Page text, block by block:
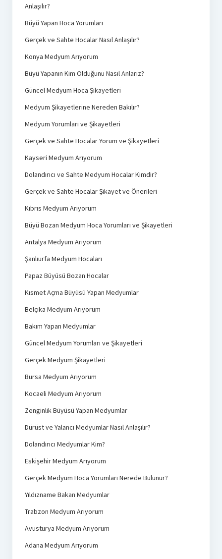
Anlaşılır?
Büyü Yapan Hoca Yorumları
Gerçek ve Sahte Hocalar Nasıl Anlaşılır?
Konya Medyum Arıyorum
Büyü Yapanın Kim Olduğunu Nasıl Anlarız?
Güncel Medyum Hoca Şikayetleri
Medyum Şikayetlerine Nereden Bakılır?
Medyum Yorumları ve Şikayetleri
Gerçek ve Sahte Hocalar Yorum ve Şikayetleri
Kayseri Medyum Arıyorum
Dolandırıcı ve Sahte Medyum Hocalar Kimdir?
Gerçek ve Sahte Hocalar Şikayet ve Önerileri
Kıbrıs Medyum Arıyorum
Büyü Bozan Medyum Hoca Yorumları ve Şikayetleri
Antalya Medyum Arıyorum
Şanlıurfa Medyum Hocaları
Papaz Büyüsü Bozan Hocalar
Kısmet Açma Büyüsü Yapan Medyumlar
Belçika Medyum Arıyorum
Bakım Yapan Medyumlar
Güncel Medyum Yorumları ve Şikayetleri
Gerçek Medyum Şikayetleri
Bursa Medyum Arıyorum
Kocaeli Medyum Arıyorum
Zenginlik Büyüsü Yapan Medyumlar
Dürüst ve Yalancı Medyumlar Nasıl Anlaşılır?
Dolandırıcı Medyumlar Kim?
Eskişehir Medyum Arıyorum
Gerçek Medyum Hoca Yorumları Nerede Bulunur?
Yıldızname Bakan Medyumlar
Trabzon Medyum Arıyorum
Avusturya Medyum Arıyorum
Adana Medyum Arıyorum